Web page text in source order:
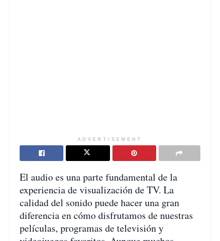
ADVERTISEMENT
El audio es una parte fundamental de la
experiencia de visualización de TV. La
calidad del sonido puede hacer una gran
diferencia en cómo disfrutamos de nuestras
películas, programas de televisión y